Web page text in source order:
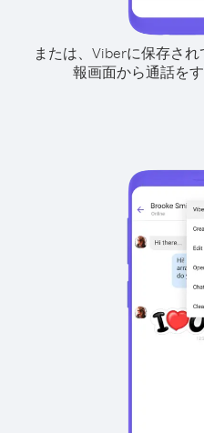
または、Viberに保存さ
報画面から通話を